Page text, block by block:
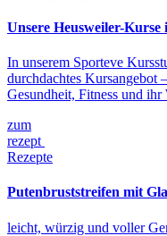
Unsere Heusweiler-
In unserem Sporteve
durchdachtes Kursangebot
Gesundheit, Fitness und
zum
rezept
Rezepte
Putenbruststreifen mit
leicht, würzig und voller